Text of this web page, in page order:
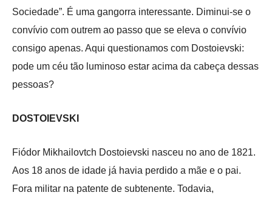
Sociedade”. É uma gangorra interessante. Diminui-se o
convívio com outrem ao passo que se eleva o convívio
consigo apenas. Aqui questionamos com Dostoievski:
pode um céu tão luminoso estar acima da cabeça dessas
pessoas?
DOSTOIEVSKI
Fiódor Mikhailovtch Dostoievski nasceu no ano de 1821.
Aos 18 anos de idade já havia perdido a mãe e o pai.
Fora militar na patente de subtenente. Todavia,